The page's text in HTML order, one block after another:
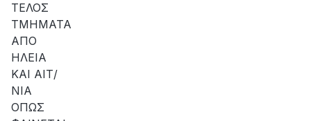
ΤΕΛΟΣ
ΤΜΗΜΑΤΑ
ΑΠΟ
ΗΛΕΙΑ
ΚΑΙ ΑΙΤ/
ΝΙΑ
ΟΠΩΣ